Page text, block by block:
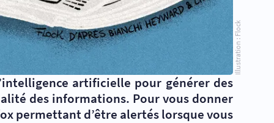
Illustration : Flock
artificielle pour générer des
des informations. Pour vous donner
permettant d’être alertés lorsque vous